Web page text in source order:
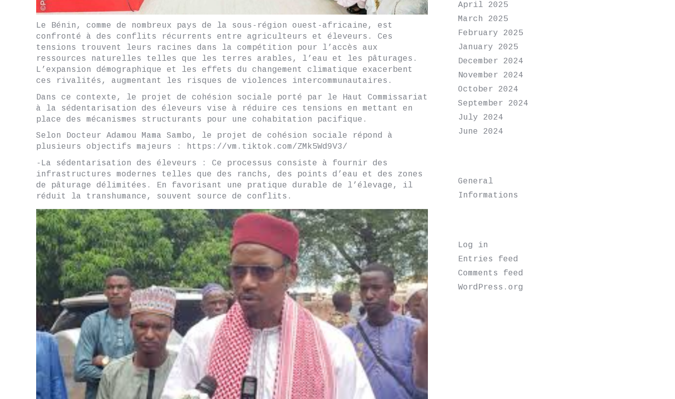
Le Bénin, comme de nombreux pays de la sous-région ouest-africaine, est
confronté à des conflits récurrents entre agriculteurs et éleveurs. Ces
tensions trouvent leurs racines dans la compétition pour l’accès aux
ressources naturelles telles que les terres arables, l’eau et les pâturages.
L’expansion démographique et les effets du changement climatique exacerbent
ces rivalités, augmentant les risques de violences intercommunautaires.
Dans ce contexte, le projet de cohésion sociale porté par le Haut Commissariat
à la sédentarisation des éleveurs vise à réduire ces tensions en mettant en
place des mécanismes structurants pour une cohabitation pacifique.
Selon Docteur Adamou Mama Sambo, le projet de cohésion sociale répond à
plusieurs objectifs majeurs : https://vm.tiktok.com/ZMk5Wd9V3/
-La sédentarisation des éleveurs : Ce processus consiste à fournir des
infrastructures modernes telles que des ranchs, des points d’eau et des zones
de pâturage délimitées. En favorisant une pratique durable de l’élevage, il
réduit la transhumance, souvent source de conflits.
April 2025
March 2025
February 2025
January 2025
December 2024
November 2024
October 2024
September 2024
July 2024
June 2024
General
Informations
Log in
Entries feed
Comments feed
WordPress.org